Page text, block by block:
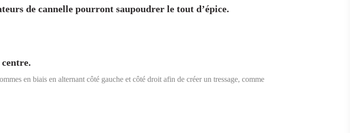
de cannelle pourront saupoudrer le tout d’épice.
en biais en alternant côté gauche et côté droit afin de créer un tressage, comme